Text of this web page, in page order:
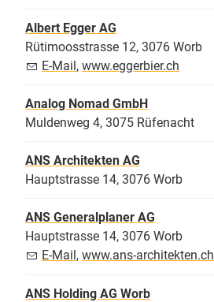
Albert Egger AG
Rütimoosstrasse 12, 3076 Worb
E-Mail, www.eggerbier.ch
Analog Nomad GmbH
Muldenweg 4, 3075 Rüfenacht
ANS Architekten AG
Hauptstrasse 14, 3076 Worb
ANS Generalplaner AG
Hauptstrasse 14, 3076 Worb
E-Mail , www.ans-architekten.ch
ANS Holding AG Worb